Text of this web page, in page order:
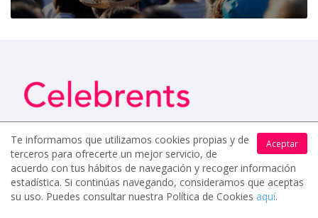
USUARIOS
Aceptar
Te informamos que utilizamos cookies propias y de
terceros para ofrecerte un mejor servicio, de
acuerdo con tus hábitos de navegación y recoger información
estadística. Si continúas navegando, consideramos que aceptas
su uso. Puedes consultar nuestra Política de Cookies aquí.